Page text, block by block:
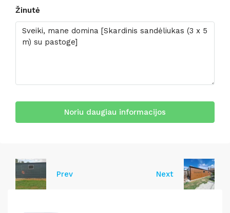
Žinutė
Noriu daugiau informacijos
Prev Next